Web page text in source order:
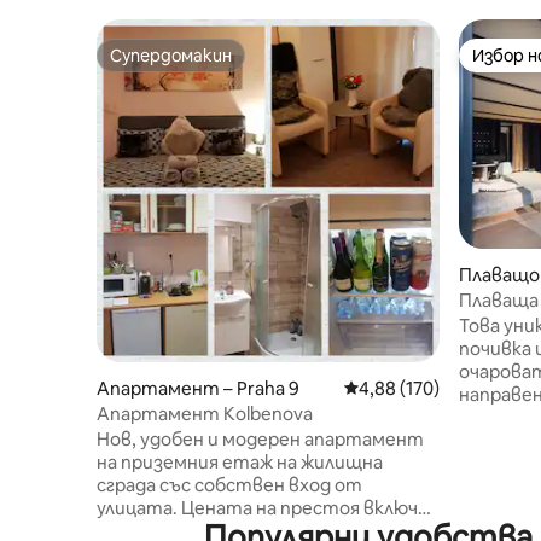
Супердомакин
Супердомакин
Апартамент – Praha 9 Средна оценка: 4,88
4,88 (170)
Апартамент Kolbenova
Нов, удобен и модерен апартамент
на приземния етаж на жилищна
сграда със собствен вход от
улицата. Цената на престоя включва
кафе, чай, вода. Оборудван минибар
Избор
Избор
Плаващо
Плаваща
Това
почивка
риба,